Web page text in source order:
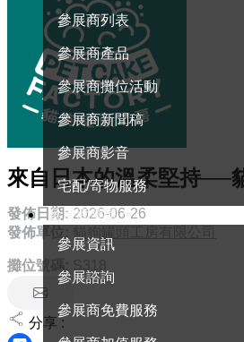
參展商列表
參展商產品
參展商攤位活動
參展商新聞稿
參展商影音
宅配/寄物服務
參展商專區
參展資訊
參展諮詢
參展商免費服務
來自日本的溫柔堅持──
發佈日期: 2026-06-26
發佈單位:
攤位號碼:
分享 :